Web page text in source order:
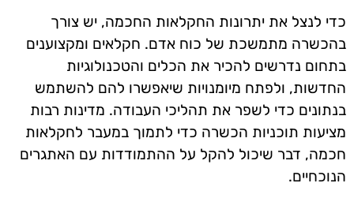
כדי לנצל את יתרונות החקלאות החכמה, יש צורך
בהכשרה מתמשכת של כוח אדם. חקלאים ומקצוענים
בתחום נדרשים להכיר את הכלים והטכנולוגיות
החדשות, ולפתח מיומנויות שיאפשרו להם להשתמש
בנתונים כדי לשפר את תהליכי העבודה. מדינות רבות
מציעות תוכניות הכשרה כדי לתמוך במעבר לחקלאות
חכמה, דבר שיכול להקל על ההתמודדות עם האתגרים
הנוכחיים.